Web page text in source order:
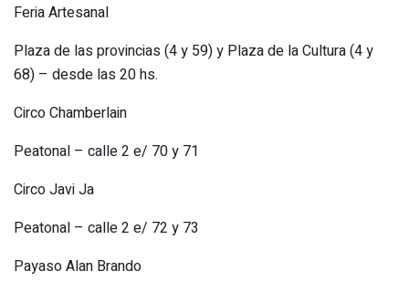
Feria Artesanal
Plaza de las provincias (4 y 59) y Plaza de la Cultura (4 y
68) – desde las 20 hs.
Circo Chamberlain
Peatonal – calle 2 e/ 70 y 71
Circo Javi Ja
Peatonal – calle 2 e/ 72 y 73
Payaso Alan Brando